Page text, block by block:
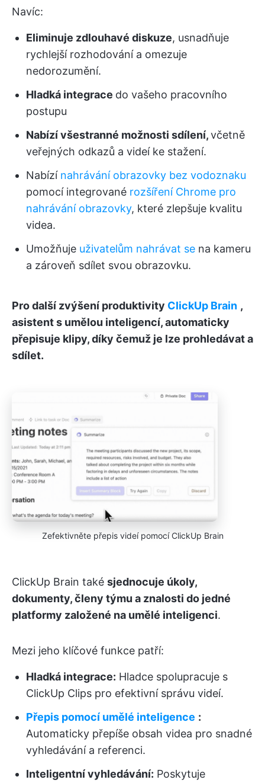
Navíc:
Eliminuje zdlouhavé diskuze, usnadňuje
rychlejší rozhodování a omezuje
nedorozumění.
Hladká integrace do vašeho pracovního
postupu
Nabízí všestranné možnosti sdílení,včetně
veřejných odkazů a videí ke stažení.
Nabízí nahrávání obrazovky bez vodoznaku
pomocí integrované rozšíření Chrome pro
nahrávání obrazovky, které zlepšuje kvalitu
videa.
Umožňuje uživatelům nahrávat se na kameru
a zároveň sdílet svou obrazovku.
Pro další zvýšení produktivity ClickUp Brain ,
asistent s umělou inteligencí, automaticky
přepisuje klipy, díky čemuž je lze prohledávat a
sdílet.
Zefektivněte přepis videí pomocí ClickUp Brain
ClickUp Brain také sjednocuje úkoly,
dokumenty, členy týmu a znalosti do jedné
platformy založené na umělé inteligenci.
Mezi jeho klíčové funkce patří:
Hladká integrace: Hladce spolupracuje s
ClickUp Clips pro efektivní správu videí.
Přepis pomocí umělé inteligence :
Automaticky přepíše obsah videa pro snadné
vyhledávání a referenci.
Inteligentní vyhledávání: Poskytuje